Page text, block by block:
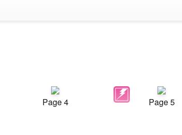
Page 4 Page 5